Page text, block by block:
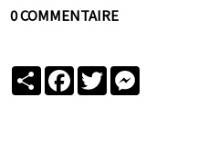
0 COMMENTAIRE
PartagerFacebook
Twitter